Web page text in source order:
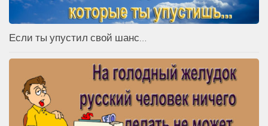
Если ты упустил свой шанс…